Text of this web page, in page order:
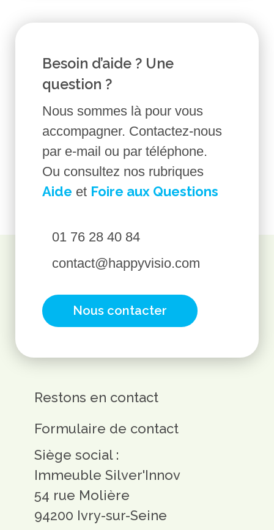
Besoin d’aide ? Une
question ?
Nous sommes là pour vous
accompagner. Contactez-nous
par e-mail ou par téléphone.
Ou consultez nos rubriques
Aide et Foire aux Questions
01 76 28 40 84
contact@happyvisio.com
Nous contacter
Restons en contact
Formulaire de contact
Siège social :
Immeuble Silver'Innov
54 rue Molière
94200 Ivry-sur-Seine